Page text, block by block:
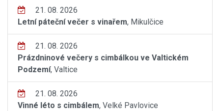
21. 08. 2026
Letní páteční večer s vinařem, Mikulčice
21. 08. 2026
Prázdninové večery s cimbálkou ve Valtickém
Podzemí, Valtice
21. 08. 2026
Vinné léto s cimbálem, Velké Pavlovice